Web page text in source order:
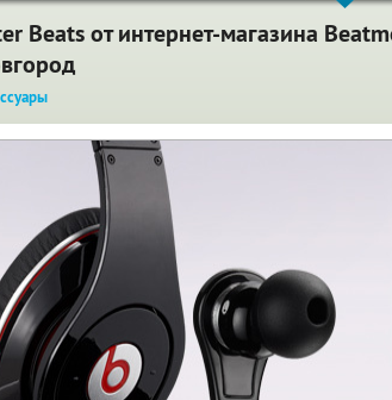
Beats от интернет-магазина